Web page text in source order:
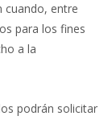
cuando, entre
para los fines
a la
podrán solicitar